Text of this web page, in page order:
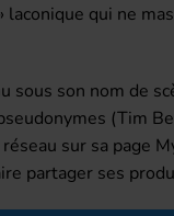
laconique qui ne
sous son nom de
(Tim
sur sa page
partager ses